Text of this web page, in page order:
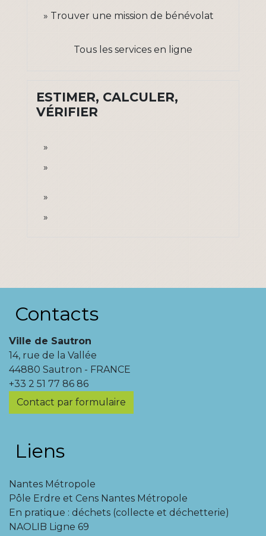
Trouver une mission de bénévolat
Tous les services en ligne
ESTIMER, CALCULER,
VÉRIFIER
Contacts
Ville de Sautron
14, rue de la Vallée
44880 Sautron - FRANCE
+33 2 51 77 86 86
Contact par formulaire
Liens
Nantes Métropole
Pôle Erdre et Cens Nantes Métropole
En pratique : déchets (collecte et déchetterie)
NAOLIB Ligne 69